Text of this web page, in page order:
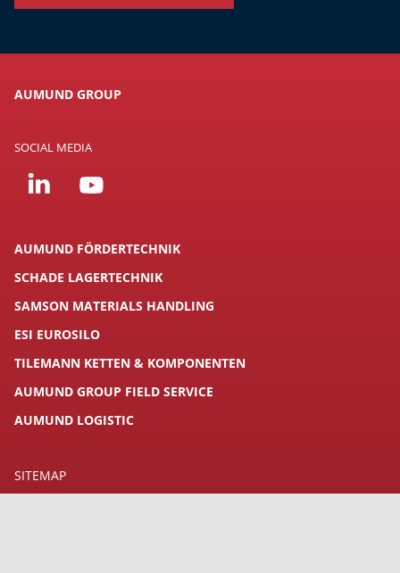
AUMUND GROUP
SOCIAL MEDIA
AUMUND FÖRDERTECHNIK
SCHADE LAGERTECHNIK
SAMSON MATERIALS HANDLING
ESI EUROSILO
TILEMANN KETTEN & KOMPONENTEN
AUMUND GROUP FIELD SERVICE
AUMUND LOGISTIC
SITEMAP